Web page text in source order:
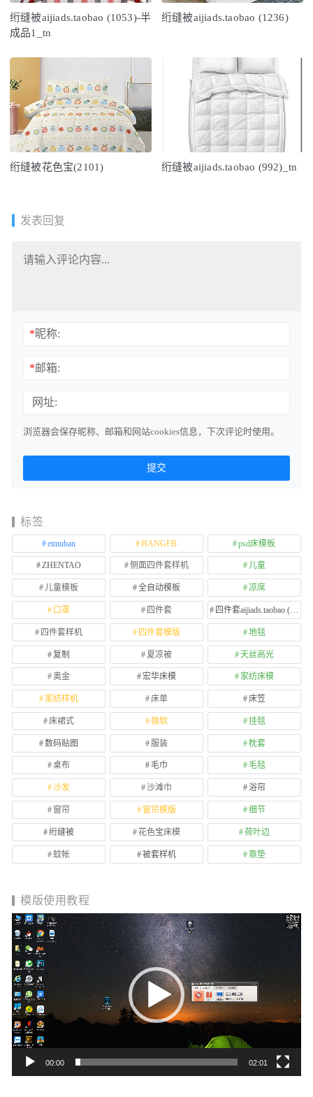
绗缝被aijiads.taobao (1053)-半
成品1_tn
绗缝被aijiads.taobao (1236)
绗缝被花色宝(2101) 绗缝被aijiads.taobao (992)_tn
发表回复
*昵称:
*邮箱:
网址:
浏览器会保存昵称、邮箱和网站cookies信息，下次评论时使用。
标签
etmuban HANGFB psd床模板
ZHENTAO 侧面四件套样机 儿童
儿童模板 全自动模板 凉席
口罩 四件套 四件套aijiads.taobao (1639)
四件套样机 四件套模版 地毯
复制 夏凉被 天丝高光
奥金 宏华床模 家纺床模
家纺样机 床单 床笠
床裙式 微软 挂毯
数码贴图 服装 枕套
桌布 毛巾 毛毯
沙发 沙滩巾 浴帘
窗帘 窗帘模版 细节
绗缝被 花色宝床模 荷叶边
蚊帐 被套样机 靠垫
模版使用教程
视
频
播
放
器
00:00 02:01